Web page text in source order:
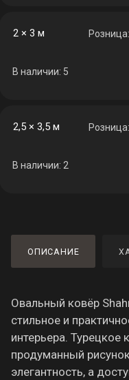
2 × 3 м Розница:
В наличии: 5
2,5 × 3,5 м Розница:
В наличии: 2
ОПИСАНИЕ
Овальный ковёр
стильное и
интерьера. Турецкое
продуманный
элегантность, а